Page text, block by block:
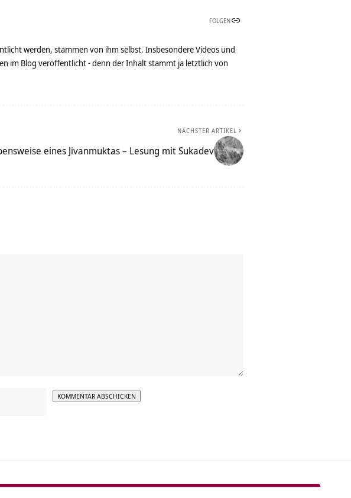
FOLGEN
werden, stammen von ihm selbst. Insbesondere Videos und
im Blog veröffentlicht - denn der Inhalt stammt ja letztlich von
NÄCHSTER ARTIKEL
eines Jivanmuktas – Lesung mit Sukadev